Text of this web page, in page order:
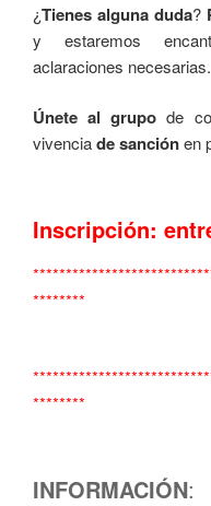
¿Tienes alguna duda?
y estaremos
aclaraciones necesarias.
Únete al grupode
vivenciade sanciónen
Inscripción:
********
********
INFORMACIÓN: